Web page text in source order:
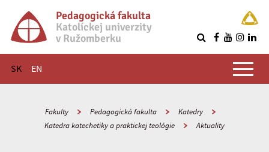
Pedagogická fakulta
Katolíckej univerzity
v Ružomberku
SK EN
Hlavné menu
Fakulty Pedagogická fakulta
Katedry
Katedra katechetiky a praktickej teológie
Aktuality